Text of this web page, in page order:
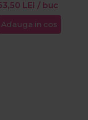
LEI / buc
Adauga in cos